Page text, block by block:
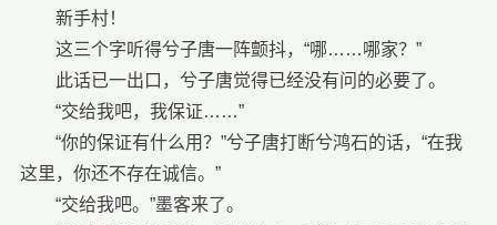
新手村！
这三个字听得兮子唐一阵颤抖，“哪……哪家？”
此话已一出口，兮子唐觉得已经没有问的必要了。
“交给我吧，我保证……”
“你的保证有什么用？”兮子唐打断兮鸿石的话，“在我
这里，你还不存在诚信。”
“交给我吧。”墨客来了。